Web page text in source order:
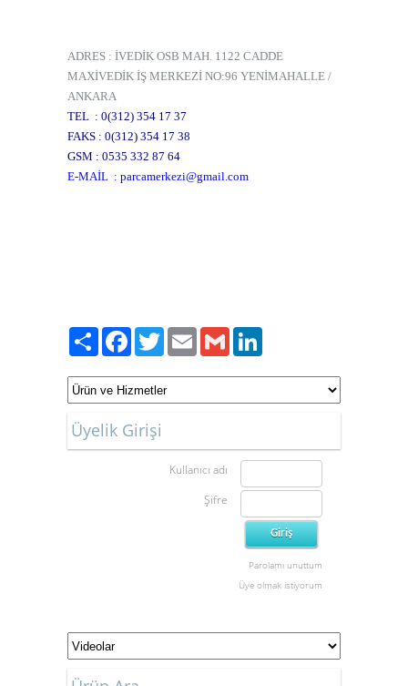
ADRES : İVEDİK OSB MAH. 1122 CADDE
MAXİVEDİK İŞ MERKEZİ NO:96 YENİMAHALLE /
ANKARA
TEL : 0(312) 354 17 37
FAKS : 0(312) 354 17 38
GSM : 0535 332 87 64
E-MAİL : parcamerkezi@gmail.com
PaylaşFacebook
TwitterEmailGmail
Üyelik Girişi
Kullanıcı adı
Şifre
Parolamı unuttum
Üye olmak istiyorum